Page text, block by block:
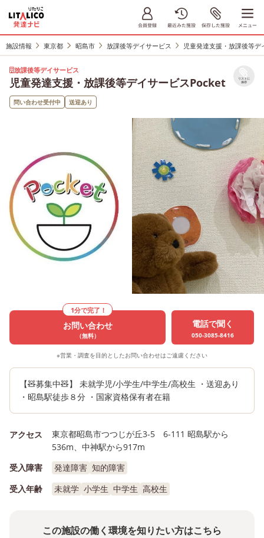
施設情報 東京都 昭島市 放課後等デイサービス 児童発達支援・放課後等
放課後等デイサービス
児童発達支援・放課後等デイサービスPocket リストに
保存
問い合わせ受付中 送迎あり
1分で完了！
お問い合わせ
（無料）
電話で聞く
050-3085-8416
※営業・調査を目的としたお問い合わせはご遠慮ください
【🧸募集中🧸】 未就学児/小学生/中学生/高校生 ・送迎あり
・昭島駅徒歩８分 ・国家資格保有者在籍
アクセス
東京都昭島市つつじが丘3-5 6-111 昭島駅から
536m、中神駅から917m
受入障害
発達障害 知的障害
受入年齢
未就学 小学生 中学生 高校生
この施設の働く環境を知りたい方はこちら